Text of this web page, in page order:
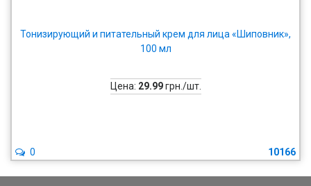
Тонизирующий и питательный крем для лица «Шиповник»,
100 мл
Цена: 29.99грн./шт.
10166
0